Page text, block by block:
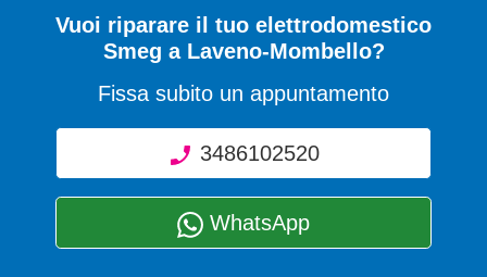
Vuoi riparare il tuo elettrodomestico
Smeg a Laveno-Mombello?
Fissa subito un appuntamento
3486102520
WhatsApp